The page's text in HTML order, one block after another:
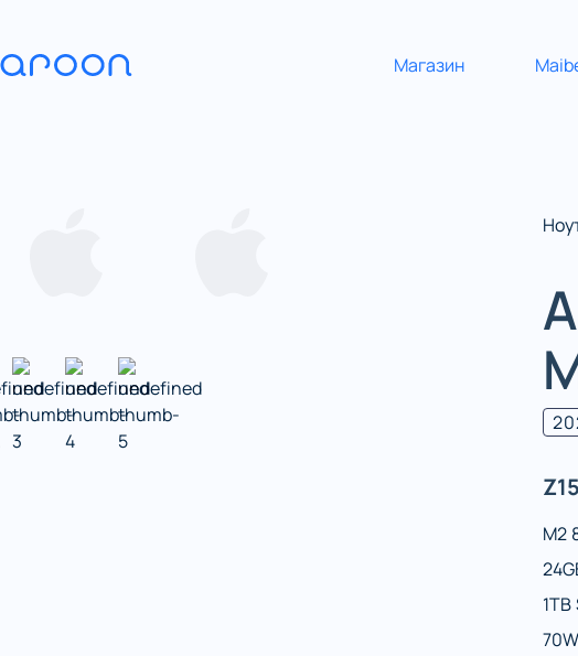
Магазин
M2